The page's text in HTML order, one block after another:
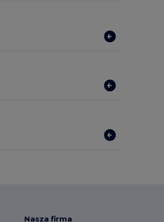
Nasza firma